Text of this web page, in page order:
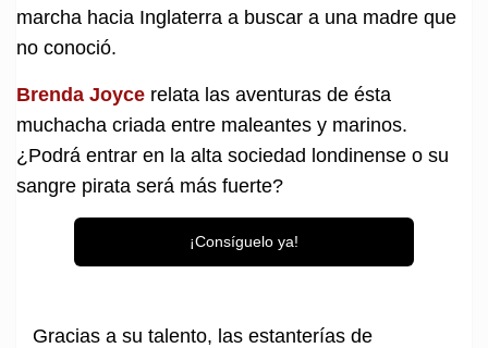
marcha hacia Inglaterra a buscar a una madre que
no conoció.
Brenda Joyce relata las aventuras de ésta
muchacha criada entre maleantes y marinos.
¿Podrá entrar en la alta sociedad londinense o su
sangre pirata será más fuerte?
¡Consíguelo ya!
Gracias a su talento, las estanterías de